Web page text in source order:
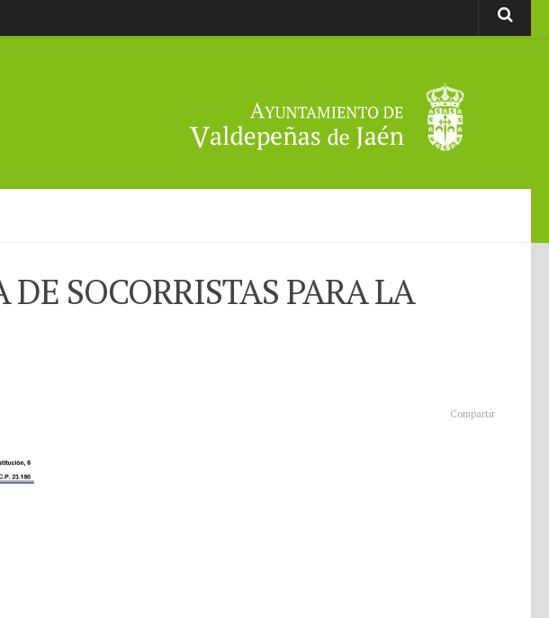
SOCORRISTAS PARA LA
Compartir